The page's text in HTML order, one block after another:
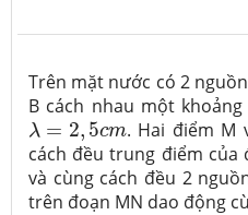
Trên mặt nước có 2
B cách nhau một khoảng
λ = 2, 5cm
λ =2,5cm
. Hai điểm M
cách đều trung điểm của
và cùng cách đều 2
trên đoạn MN dao động